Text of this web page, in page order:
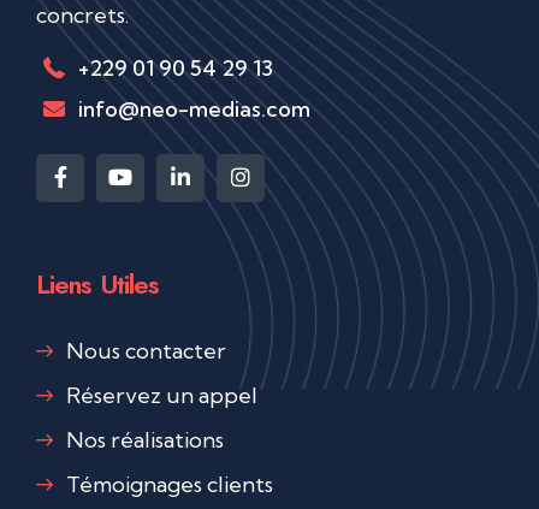
concrets.
+229 01 90 54 29 13
info@neo-medias.com
Liens Utiles
Nous contacter
Réservez un appel
Nos réalisations
Témoignages clients